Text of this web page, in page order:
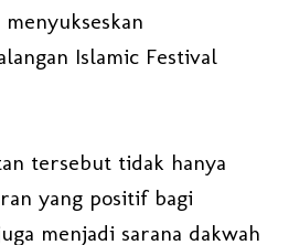
Islamic Festival
tersebut tidak hanya
yang positif bagi
menjadi sarana dakwah